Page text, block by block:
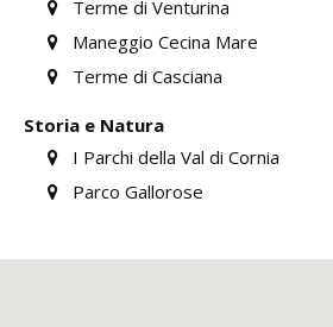
Terme di Venturina
Maneggio Cecina Mare
Terme di Casciana
Storia e Natura
I Parchi della Val di Cornia
Parco Gallorose